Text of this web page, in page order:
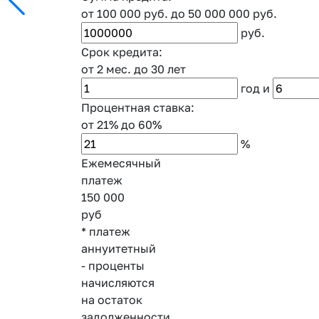
от 100 000 руб. до 50 000 000 руб.
руб.
Срок кредита:
от 2 мес. до 30 лет
год и
Процентная ставка:
от 21% до 60%
%
Ежемесячный
платеж
150 000
руб
* платеж
аннуитетный
- проценты
начисляются
на остаток